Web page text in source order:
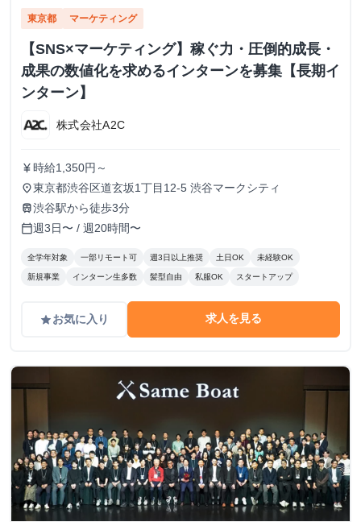
東京都 マーケティング
【SNS×マーケティング】稼ぐ力・圧倒的成長・
成果の数値化を求めるインターンを募集【長期イ
ンターン】
株式会社A2C
currency_yen 時給1,350円～
place東京都渋谷区道玄坂1丁目12-5 渋谷マークシティ
train渋谷駅から徒歩3分
calendar_today週3日〜 / 週20時間〜
全学年対象 一部リモート可 週3日以上推奨 土日OK 未経験OK
新規事業 インターン生多数 髪型自由 私服OK スタートアップ
gradeお気に入り 求人を見る